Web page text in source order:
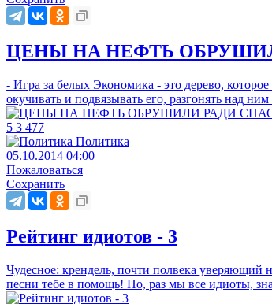
ЦЕНЫ НА НЕФТЬ
- Игра за белых Экономика - это дерево,
окучивать и подвязывать его, разгонять над ним
5 3 477
Политика
05.10.2014 04:00
Пожаловаться
Сохранить
Рейтинг идиотов - 3
Чудесное: крендель, почти полвека уверяющий
песни тебе в помощь! Но, раз мы все идиоты,